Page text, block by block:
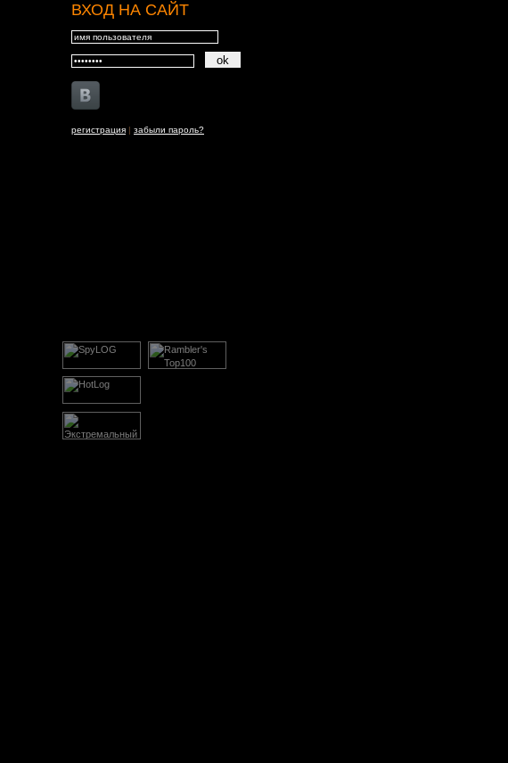
ВХОД НА САЙТ
регистрация | забыли пароль?